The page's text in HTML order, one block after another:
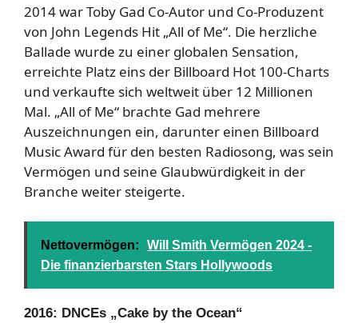
2014 war Toby Gad Co-Autor und Co-Produzent
von John Legends Hit „All of Me“. Die herzliche
Ballade wurde zu einer globalen Sensation,
erreichte Platz eins der Billboard Hot 100-Charts
und verkaufte sich weltweit über 12 Millionen
Mal. „All of Me“ brachte Gad mehrere
Auszeichnungen ein, darunter einen Billboard
Music Award für den besten Radiosong, was sein
Vermögen und seine Glaubwürdigkeit in der
Branche weiter steigerte.
Nettovermögen:
Will Smith Vermögen 2024 -
Die finanzierbarsten Stars Hollywoods
2016: DNCEs „Cake by the Ocean“